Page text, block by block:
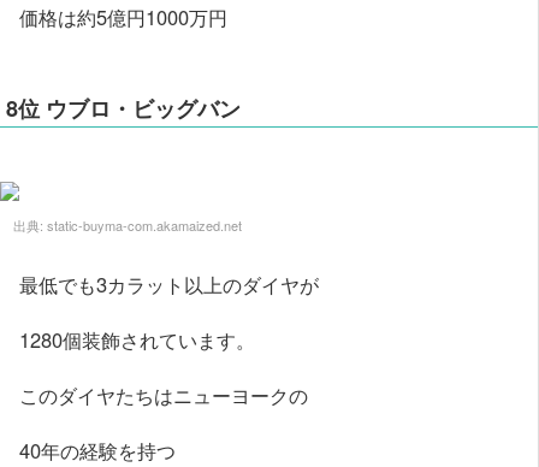
価格は約5億円1000万円
8位 ウブロ・ビッグバン
出典: static-buyma-com.akamaized.net
最低でも3カラット以上のダイヤが
1280個装飾されています。
このダイヤたちはニューヨークの
40年の経験を持つ